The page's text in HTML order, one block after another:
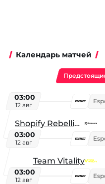
Календарь матчей
03:00
12 авг
Shopify Rebellion
03:00
12 авг
Team Vitality
03:00
12 авг